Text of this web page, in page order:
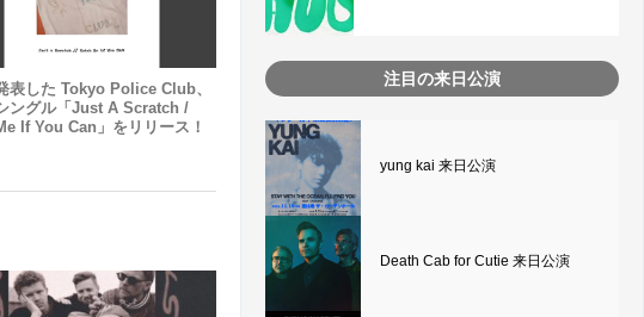
表した Tokyo Police Club、
ングル「Just A Scratch /
If You Can」をリリース！
注目の来日公演
yung kai 来日公演
Death Cab for Cutie 来日公演